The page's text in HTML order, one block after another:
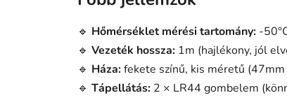
🔹 Hőmérséklet mérési tartomány: -
🔹 Vezeték hossza: 1m (hajlékony, jól
🔹 Háza:fekete színű, kis méretű
🔹 Tápellátás: 2 × LR44 gombelem